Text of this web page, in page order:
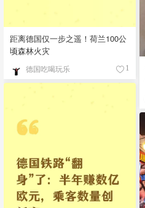
距离德国仅一步之遥！荷兰100公
顷森林火灾
德国吃喝玩乐 1